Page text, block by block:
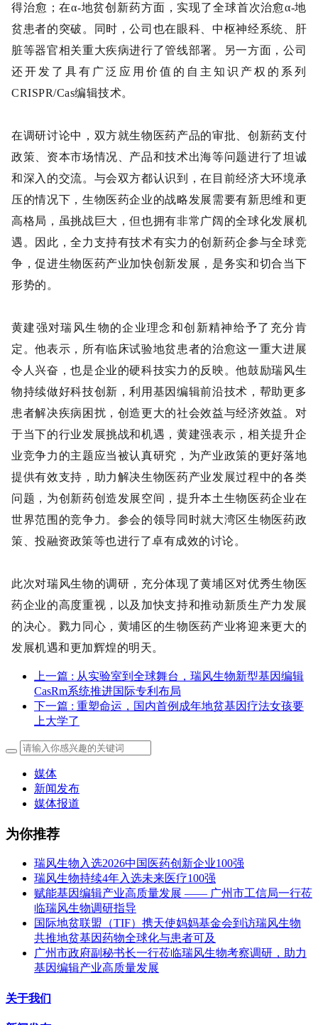
得治愈；在α-地贫创新药方面，实现了全球首次治愈α-地
贫患者的突破。同时，公司也在眼科、中枢神经系统、肝
脏等器官相关重大疾病进行了管线部署。另一方面，公司
还开发了具有广泛应用价值的自主知识产权的系列
CRISPR/Cas编辑技术。
在调研讨论中，双方就生物医药产品的审批、创新药支付
政策、资本市场情况、产品和技术出海等问题进行了坦诚
和深入的交流。与会双方都认识到，在目前经济大环境承
压的情况下，生物医药企业的战略发展需要有新思维和更
高格局，虽挑战巨大，但也拥有非常广阔的全球化发展机
遇。因此，全力支持有技术有实力的创新药企参与全球竞
争，促进生物医药产业加快创新发展，是务实和切合当下
形势的。
黄建强对瑞风生物的企业理念和创新精神给予了充分肯
定。他表示，所有临床试验地贫患者的治愈这一重大进展
令人兴奋，也是企业的硬科技实力的反映。他鼓励瑞风生
物持续做好科技创新，利用基因编辑前沿技术，帮助更多
患者解决疾病困扰，创造更大的社会效益与经济效益。对
于当下的行业发展挑战和机遇，黄建强表示，相关提升企
业竞争力的主题应当被认真研究，为产业政策的更好落地
提供有效支持，助力解决生物医药产业发展过程中的各类
问题，为创新药创造发展空间，提升本土生物医药企业在
世界范围的竞争力。参会的领导同时就大湾区生物医药政
策、投融资政策等也进行了卓有成效的讨论。
此次对瑞风生物的调研，充分体现了黄埔区对优秀生物医
药企业的高度重视，以及加快支持和推动新质生产力发展
的决心。戮力同心，黄埔区的生物医药产业将迎来更大的
发展机遇和更加辉煌的明天。
上一篇 : 从实验室到全球舞台，瑞风生物新型基因编辑
CasRm系统推进国际专利布局
下一篇 : 重塑命运，国内首例成年地贫基因疗法女孩要
上大学了
媒体
新闻发布
媒体报道
为你推荐
瑞风生物入选2026中国医药创新企业100强
瑞风生物持续4年入选未来医疗100强
赋能基因编辑产业高质量发展 —— 广州市工信局一行莅
临瑞风生物调研指导
国际地贫联盟（TIF）携天使妈妈基金会到访瑞风生物
共推地贫基因药物全球化与患者可及
广州市政府副秘书长一行莅临瑞风生物考察调研，助力
基因编辑产业高质量发展
关于我们